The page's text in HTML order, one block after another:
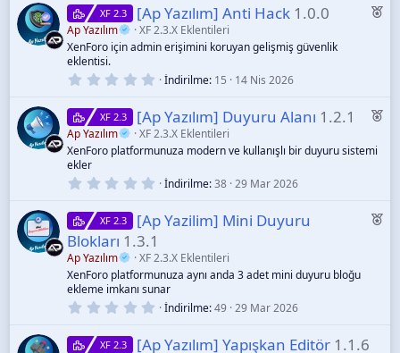
0
y
ı
l
Ö
XF 2.3 [Ap Yazılım] Anti Hack 1.0.0
Ap Yazılım
XF 2.3.X Eklentileri
XenForo için admin erişimini koruyan gelişmiş güvenlik
eklentisi.
0
0
y
ı
l
İndirilme 15 14 Nis 2026
Ö
XF 2.3 [Ap Yazılım] Duyuru Alanı 1.2.1
Ap Yazılım
XF 2.3.X Eklentileri
XenForo platformunuza modern ve kullanışlı bir duyuru sistemi
ekler
0
0
y
ı
l
d
ı
z
İndirilme 38 29 Mar 2026
Ö
XF 2.3
[Ap Yazilim] Mini Duyuru
Blokları 1.3.1
Ap Yazılım
XF 2.3.X Eklentileri
XenForo platformunuza aynı anda 3 adet mini duyuru bloğu
ekleme imkanı sunar
0
0
İndirilme 49 29 Mar 2026
XF 2.3 [Ap Yazılım] Yapışkan Editör 1.1.6